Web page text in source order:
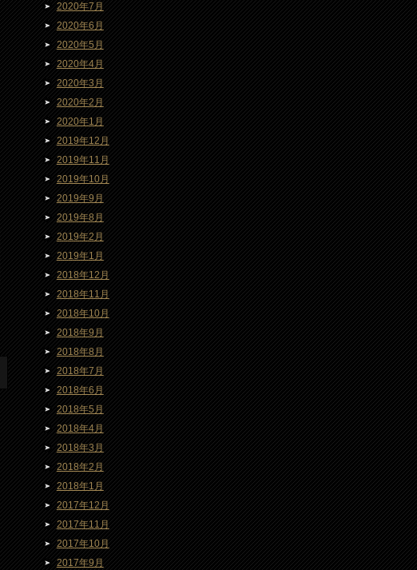
2020年7月
2020年6月
2020年5月
2020年4月
2020年3月
2020年2月
2020年1月
2019年12月
2019年11月
2019年10月
2019年9月
2019年8月
2019年2月
2019年1月
2018年12月
2018年11月
2018年10月
2018年9月
2018年8月
2018年7月
2018年6月
2018年5月
2018年4月
2018年3月
2018年2月
2018年1月
2017年12月
2017年11月
2017年10月
2017年9月